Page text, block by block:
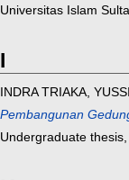
Universitas Islam
I
INDRA TRIAKA, YUSSI
Pembangunan
Undergraduate